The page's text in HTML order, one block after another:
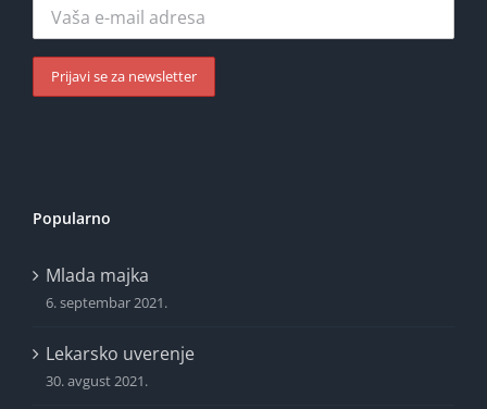
Popularno
Mlada majka
6. septembar 2021.
Lekarsko uverenje
30. avgust 2021.